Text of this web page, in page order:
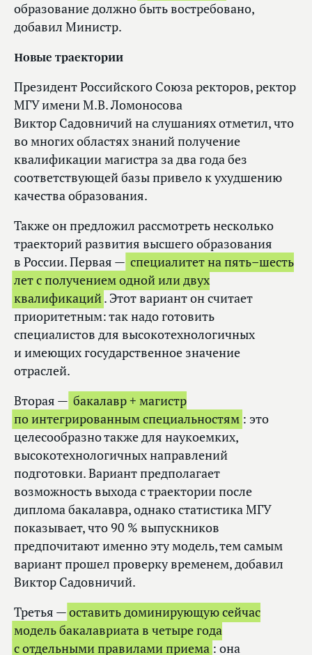
образование должно быть востребовано,
добавил Министр.
Новые траектории
Президент Российского Союза ректоров, ректор
МГУ имени М.В. Ломоносова
Виктор Садовничий на слушаниях отметил, что
во многих областях знаний получение
квалификации магистра за два года без
соответствующей базы привело к ухудшению
качества образования.
Также он предложил рассмотреть несколько
траекторий развития высшего образования
в России. Первая — специалитет на пять–шесть
лет с получением одной или двух
квалификаций. Этот вариант он считает
приоритетным: так надо готовить
специалистов для высокотехнологичных
и имеющих государственное значение
отраслей.
Вторая — бакалавр + магистр
по интегрированным специальностям : это
целесообразно также для наукоемких,
высокотехнологичных направлений
подготовки. Вариант предполагает
возможность выхода с траектории после
диплома бакалавра, однако статистика МГУ
показывает, что 90 % выпускников
предпочитают именно эту модель, тем самым
вариант прошел проверку временем, добавил
Виктор Садовничий.
Третья —оставить доминирующую сейчас
модель бакалавриата в четыре года
с отдельными правилами приема : она